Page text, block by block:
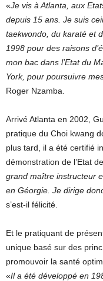
«Je vis à Atlanta, aux
depuis 15 ans. Je suis
taekwondo, du karaté et
1998 pour des raisons
mon bac dans l’Etat du
York, pour poursuivre
Roger Nzamba.
Arrivé Atlanta en 2002,
pratique du Choi kwang
plus tard, il a été certifié
démonstration de l’Etat
grand maître instructeur
en Géorgie. Je dirige
s’est-il félicité.
Et le pratiquant de
unique basé sur des
promouvoir la santé
«Il a été développé en